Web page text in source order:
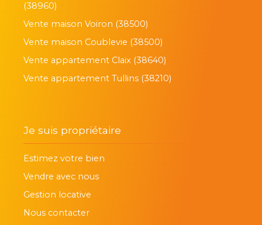
(38960)
Vente maison Voiron (38500)
Vente maison Coublevie (38500)
Vente appartement Claix (38640)
Vente appartement Tullins (38210)
Je suis propriétaire
Estimez votre bien
Vendre avec nous
Gestion locative
Nous contacter